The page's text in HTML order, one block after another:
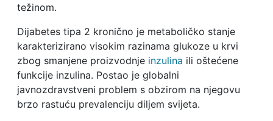
težinom.
Dijabetes tipa 2 kronično je metaboličko stanje
karakterizirano visokim razinama glukoze u krvi
zbog smanjene proizvodnje inzulina ili oštećene
funkcije inzulina. Postao je globalni
javnozdravstveni problem s obzirom na njegovu
brzo rastuću prevalenciju diljem svijeta.